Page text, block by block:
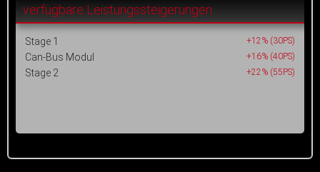
verfügbare Leistungssteigerungen
Stage 1 +12% (30PS)
Can-Bus Modul +16% (40PS)
Stage 2 +22% (55PS)